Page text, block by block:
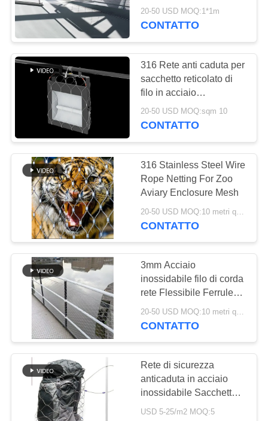
acciaio inossidabile
della balaustra anti
20-50 USD MOQ:1*1m
CONTATTO
316 Rete anti caduta per
sacchetto reticolato di
filo in acciaio
inossidabile anti-furto
20-50 USD MOQ:sqm 10
CONTATTO
316 Stainless Steel Wire
Rope Netting For Zoo
Aviary Enclosure Mesh
CONTATTO
3mm Acciaio
inossidabile filo di corda
rete Flessibile Ferrule
Metallico Zoo Mesh
20-50 USD MOQ:10 metri quadrati
CONTATTO
Rete di sicurezza
anticaduta in acciaio
inossidabile Sacchetto a
rete in fune metallica in
USD 5-25/m2 MOQ:5